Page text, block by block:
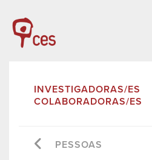
INVESTIGADORAS/ES
COLABORADORAS/ES
PESSOAS